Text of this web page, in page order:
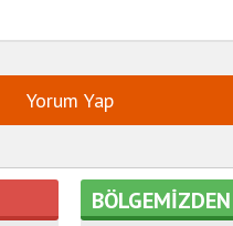
BÖLGEMİZDEN